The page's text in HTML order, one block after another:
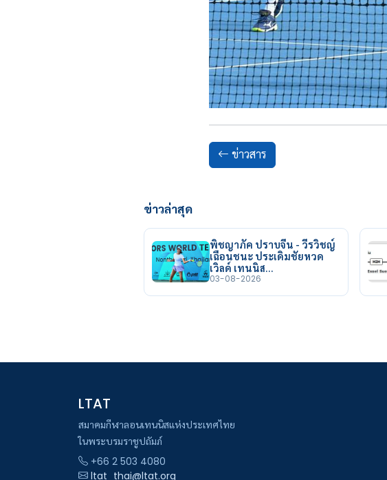
ข่าวสาร
ข่าวล่าสุด
พิชญาภัค ปราบจีน - วีรวิชญ์
เฉือนชนะ ประเดิมชัยหวด
เวิลด์ เทนนิส…
03-08-2026
LTAT
สมาคมกีฬาลอนเทนนิสแห่งประเทศไทย
ในพระบรมราชูปถัมภ์
+66 2 503 4080
ltat_thai@ltat.org